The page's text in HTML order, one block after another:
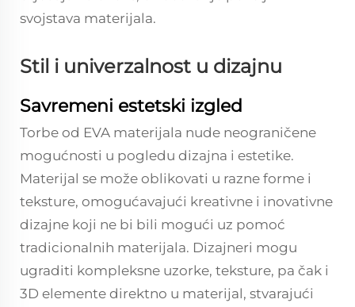
svojstava materijala.
Stil i univerzalnost u dizajnu
Savremeni estetski izgled
Torbe od EVA materijala nude neograničene
mogućnosti u pogledu dizajna i estetike.
Materijal se može oblikovati u razne forme i
teksture, omogućavajući kreativne i inovativne
dizajne koji ne bi bili mogući uz pomoć
tradicionalnih materijala. Dizajneri mogu
ugraditi kompleksne uzorke, teksture, pa čak i
3D elemente direktno u materijal, stvarajući